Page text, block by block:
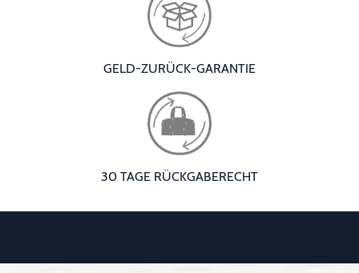
GELD-ZURÜCK-GARANTIE
30 TAGE RÜCKGABERECHT